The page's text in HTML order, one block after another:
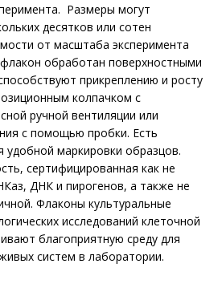
Размеры могут
десятков или сотен
от масштаба эксперимента
обработан поверхностными
прикреплению и росту
колпачком с
ручной вентиляции или
с помощью пробки. Есть
удобной маркировки образцов.
сертифицированная как не
ДНК и пирогенов, а также не
Флаконы культуральные
исследований клеточной
благоприятную среду для
систем в лаборатории.